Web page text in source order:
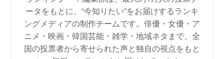
ータをもとに、“今知りたい”をお届けするランキ
ングメディアの制作チームです。俳優・女優・ア
ニメ・映画・韓国芸能・雑学・地域ネタまで、全
国の投票者から寄せられた声と独自の視点をもと